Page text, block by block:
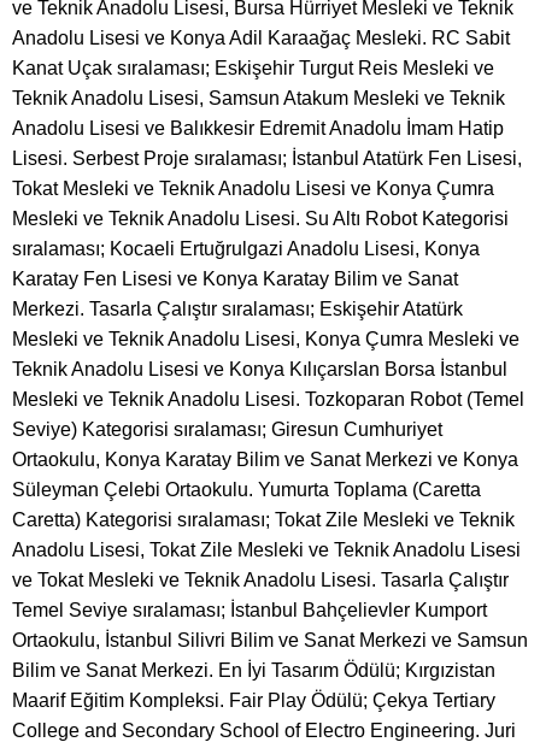
ve Teknik Anadolu Lisesi, Bursa Hürriyet Mesleki ve Teknik
Anadolu Lisesi ve Konya Adil Karaağaç Mesleki. RC Sabit
Kanat Uçak sıralaması; Eskişehir Turgut Reis Mesleki ve
Teknik Anadolu Lisesi, Samsun Atakum Mesleki ve Teknik
Anadolu Lisesi ve Balıkkesir Edremit Anadolu İmam Hatip
Lisesi. Serbest Proje sıralaması; İstanbul Atatürk Fen Lisesi,
Tokat Mesleki ve Teknik Anadolu Lisesi ve Konya Çumra
Mesleki ve Teknik Anadolu Lisesi. Su Altı Robot Kategorisi
sıralaması; Kocaeli Ertuğrulgazi Anadolu Lisesi, Konya
Karatay Fen Lisesi ve Konya Karatay Bilim ve Sanat
Merkezi. Tasarla Çalıştır sıralaması; Eskişehir Atatürk
Mesleki ve Teknik Anadolu Lisesi, Konya Çumra Mesleki ve
Teknik Anadolu Lisesi ve Konya Kılıçarslan Borsa İstanbul
Mesleki ve Teknik Anadolu Lisesi. Tozkoparan Robot (Temel
Seviye) Kategorisi sıralaması; Giresun Cumhuriyet
Ortaokulu, Konya Karatay Bilim ve Sanat Merkezi ve Konya
Süleyman Çelebi Ortaokulu. Yumurta Toplama (Caretta
Caretta) Kategorisi sıralaması; Tokat Zile Mesleki ve Teknik
Anadolu Lisesi, Tokat Zile Mesleki ve Teknik Anadolu Lisesi
ve Tokat Mesleki ve Teknik Anadolu Lisesi. Tasarla Çalıştır
Temel Seviye sıralaması; İstanbul Bahçelievler Kumport
Ortaokulu, İstanbul Silivri Bilim ve Sanat Merkezi ve Samsun
Bilim ve Sanat Merkezi. En İyi Tasarım Ödülü; Kırgızistan
Maarif Eğitim Kompleksi. Fair Play Ödülü; Çekya Tertiary
College and Secondary School of Electro Engineering. Juri